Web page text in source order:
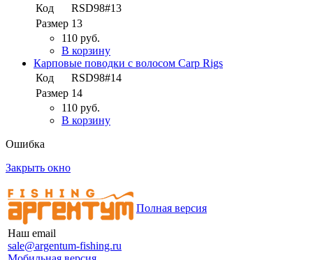
Код
RSD98#13
Размер 13
110 руб.
В корзину
Карповые поводки с волосом Carp Rigs
Код
RSD98#14
Размер 14
110 руб.
В корзину
Ошибка
Закрыть окно
Наш email
sale@argentum-fishing.ru
Полная версия